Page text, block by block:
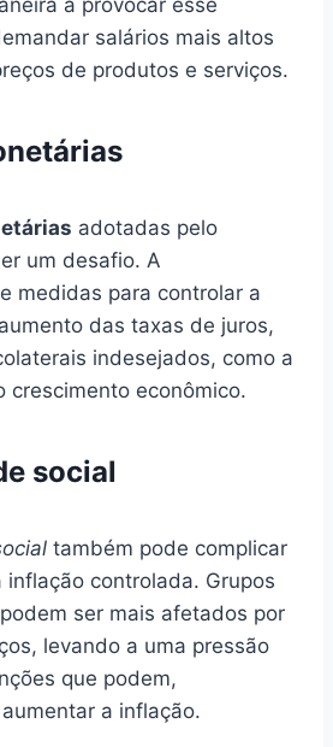
salários mais altos
de produtos e serviços.
adotadas pelo
um desafio. A
medidas para controlar a
das taxas de juros,
indesejados, como a
crescimento econômico.
social
também pode complicar
inflação controlada. Grupos
ser mais afetados por
levando a uma pressão
que podem,
a inflação.